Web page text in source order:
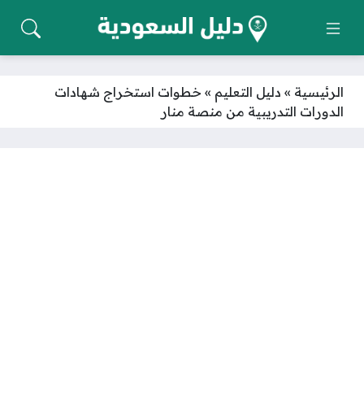
الرئيسية » دليل التعليم » خطوات استخراج شهادات
الدورات التدريبية من منصة منار